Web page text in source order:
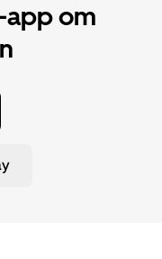
app om